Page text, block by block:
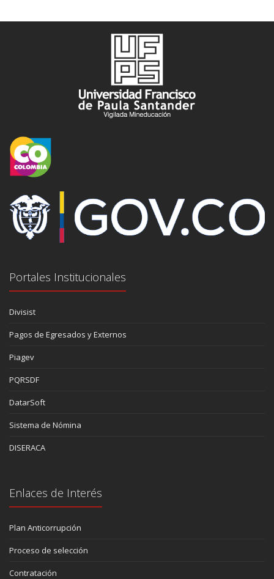
Portales Institucionales
Divisist
Pagos de Egresados y Externos
Piagev
PQRSDF
DatarSoft
Sistema de Nómina
DISERACA
Enlaces de Interés
Plan Anticorrupción
Proceso de selección
Contratación